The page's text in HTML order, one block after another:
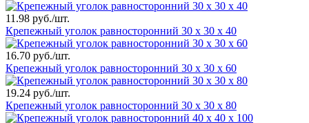
11.98 руб./шт.
Крепежный уголок равносторонний 30 х 30 х 40
16.70 руб./шт.
Крепежный уголок равносторонний 30 х 30 х 60
19.24 руб./шт.
Крепежный уголок равносторонний 30 х 30 х 80